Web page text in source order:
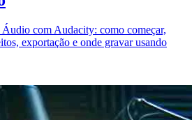
com Audacity: como começar,
exportação e onde gravar usando